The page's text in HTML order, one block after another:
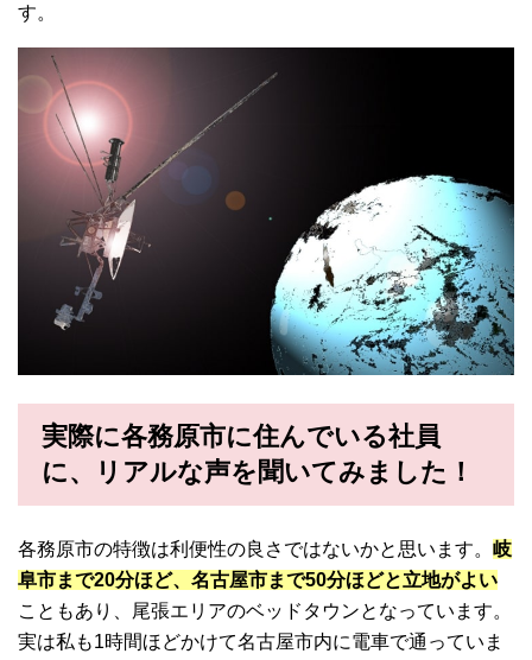
す。
実際に各務原市に住んでいる社員
に、リアルな声を聞いてみました！
各務原市の特徴は利便性の良さではないかと思います。 岐
阜市まで20分ほど、名古屋市まで50分ほどと立地がよい
こともあり、尾張エリアのベッドタウンとなっています。
実は私も1時間ほどかけて名古屋市内に電車で通っていま